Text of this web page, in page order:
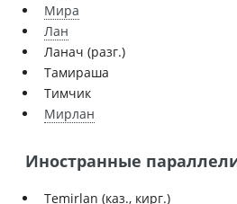
Мира
Лан
Ланач (разг.)
Тамираша
Тимчик
Мирлан
Иностранные
Temirlan (каз., кирг.)